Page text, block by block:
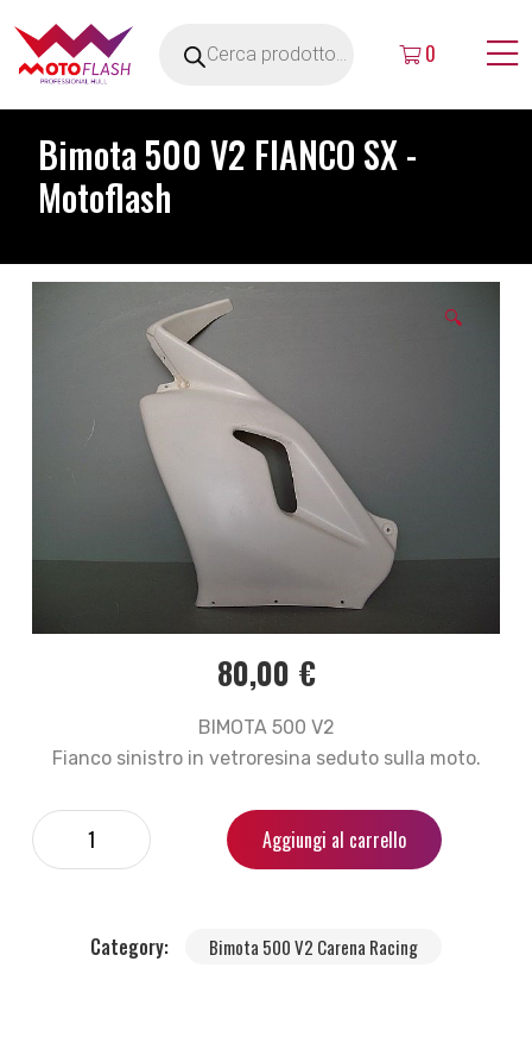
0
Bimota 500 V2 FIANCO SX -
Motoflash
🔍
80,00 €
BIMOTA 500 V2
Fianco sinistro in vetroresina seduto sulla moto.
Aggiungi al carrello
Category: Bimota 500 V2 Carena Racing